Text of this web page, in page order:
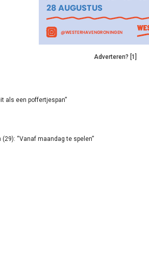
Adverteren? [1]
als een poffertjespan”
“Vanaf maandag te spelen”